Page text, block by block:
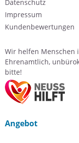
Datenschutz
Impressum
Kundenbewertungen
Wir helfen Menschen
Ehrenamtlich,
bitte!
Angebot